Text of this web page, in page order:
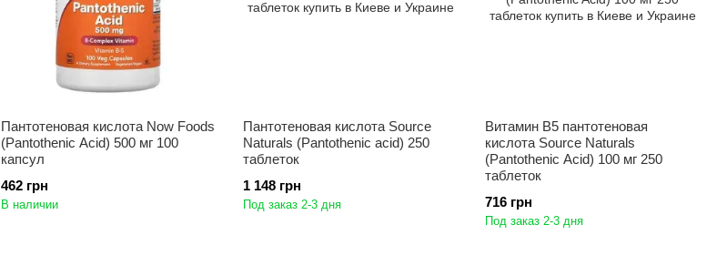
Пантотеновая кислота Now Foods
(Pantothenic Acid) 500 мг 100
капсул
462 грн
В наличии
Пантотеновая кислота Source
Naturals (Pantothenic acid) 250
таблеток
1 148 грн
Под заказ 2-3 дня
Витамин B5 пантотеновая
кислота Source Naturals
(Pantothenic Acid) 100 мг 250
таблеток
716 грн
Под заказ 2-3 дня